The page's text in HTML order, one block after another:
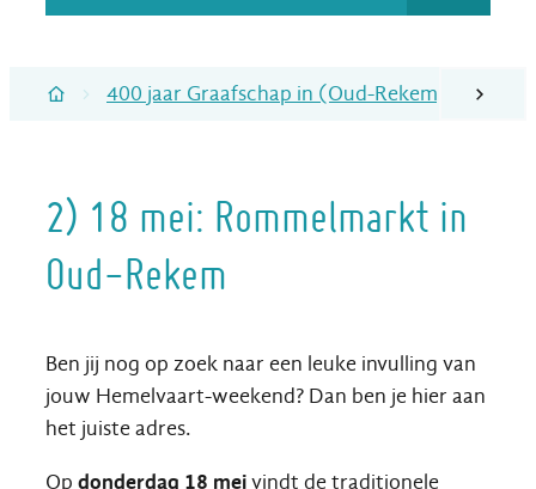
scroll
Startpagina
400 jaar Graafschap in (Oud-Rekem)
2) 18 mei: Rommelmarkt in
Oud-Rekem
Ben jij nog op zoek naar een leuke invulling van
jouw Hemelvaart-weekend? Dan ben je hier aan
het juiste adres.
Op donderdag 18 meivindt de traditionele